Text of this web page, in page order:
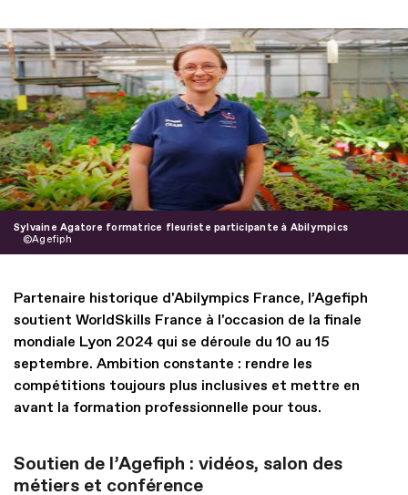
Sylvaine Agatore formatrice fleuriste participante à Abilympics
Agefiph
Partenaire historique d'Abilympics France, l’Agefiph
soutient WorldSkills France à l'occasion de la finale
mondiale Lyon 2024 qui se déroule du 10 au 15
septembre. Ambition constante : rendre les
compétitions toujours plus inclusives et mettre en
avant la formation professionnelle pour tous.
Soutien de l’Agefiph : vidéos, salon des
métiers et conférence